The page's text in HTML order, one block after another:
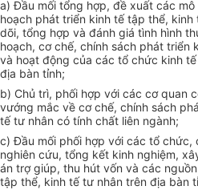
a) Đầu mối tổng hợp, đề xuất các
hoạch phát triển kinh tế tập thể,
dõi, tổng hợp và đánh giá tình hình
hoạch, cơ chế, chính sách phát triển
và hoạt động của các tổ chức kinh
địa bàn tỉnh;
b) Chủ trì, phối hợp với các cơ quan
vướng mắc về cơ chế, chính sách
tế tư nhân có tính chất liên ngành;
c) Đầu mối phối hợp với các tổ
nghiên cứu, tổng kết kinh nghiệm,
án trợ giúp, thu hút vốn và các
tập thể, kinh tế tư nhân trên địa bàn